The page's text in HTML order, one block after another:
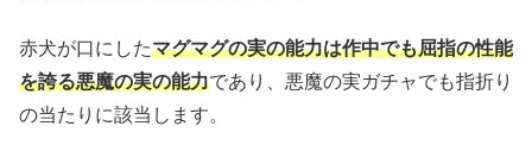
赤犬が口にしたマグマグの実の能力は作中でも屈指の性能
を誇る悪魔の実の能力であり、悪魔の実ガチャでも指折り
の当たりに該当します。